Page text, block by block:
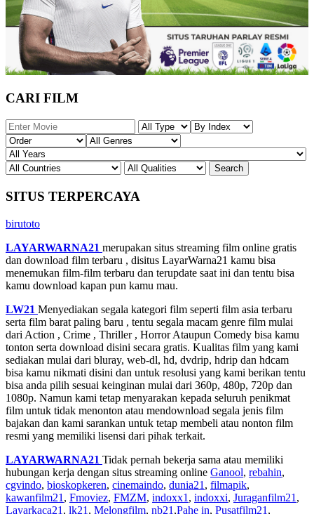
CARI FILM
SITUS TERPERCAYA
birutoto
LAYARWARNA21 merupakan situs streaming film online gratis
dan download film terbaru , disitus LayarWarna21 kamu bisa
menemukan film-film terbaru dan terupdate saat ini dan tentu bisa
kamu download kapan pun kamu mau.
LW21 Menyediakan segala kategori film seperti film asia terbaru
serta film barat paling baru , tentu segala macam genre film mulai
dari Action , Crime , Thriller , Horror Ataupun Comedy bisa kamu
tonton serta download disini secara gratis. Kualitas film yang kami
sediakan mulai dari bluray, web-dl, hd, dvdrip, hdrip dan hdcam
bisa kamu nikmati disini dan untuk resolusi yang kami berikan tentu
bisa anda pilih sesuai keinginan mulai dari 360p, 480p, 720p dan
1080p. Namun kami tetap menyarakan kepada seluruh penikmat
film untuk tidak menonton atau mendownload segala jenis film
bajakan dan kami sarankan untuk tetap membeli atau nonton film
resmi yang memiliki lisensi dari pihak terkait.
LAYARWARNA21 Tidak pernah bekerja sama atau memiliki
hubungan kerja dengan situs streaming online Ganool, rebahin,
cgvindo, bioskopkeren, cinemaindo, dunia21 , filmapik,
kawanfilm21 , Fmoviez, FMZM, indoxx1 , indoxxi, Juraganfilm21 ,
Layarkaca21 , lk21 , Melongfilm, nb21 ,Pahe in, Pusatfilm21 ,